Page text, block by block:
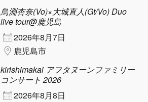
鳥淵杏奈(Vo)×大城直人(Gt/Vo) Duo
live tour@鹿児島
2026年8月7日
鹿児島市
kirishimakai アフタヌーンファミリー
コンサート 2026
2026年8月8日